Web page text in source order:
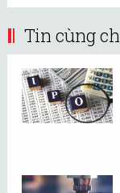
Tin cùng